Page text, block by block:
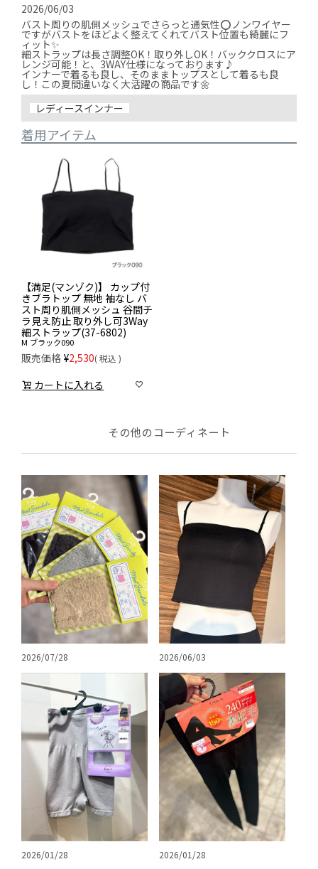
2026/06/03
バスト周りの肌側メッシュでさらっと通気性⭕️ノンワイヤー
ですがバストをほどよく整えてくれてバスト位置も綺麗にフ
ィット✨
細ストラップは長さ調整OK！取り外しOK！バッククロスにア
レンジ可能！と、3WAY仕様になっております♪
インナーで着るも良し、そのままトップスとして着るも良
レディースインナー
着用アイテム
【満足(マンゾク)】 カップ付
きブラトップ 無地 袖なし バ
スト周り肌側メッシュ 谷間チ
ラ見え防止 取り外し可3Way
細ストラップ(37-6802)
M ブラック090
販売価格 ¥2,530 税込
カートに入れる
その他のコーディネート
2026/07/28 2026/06/03
2026/01/28 2026/01/28